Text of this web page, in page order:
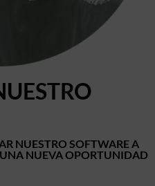
NUESTRO SOFTWARE A
NUEVA OPORTUNIDAD